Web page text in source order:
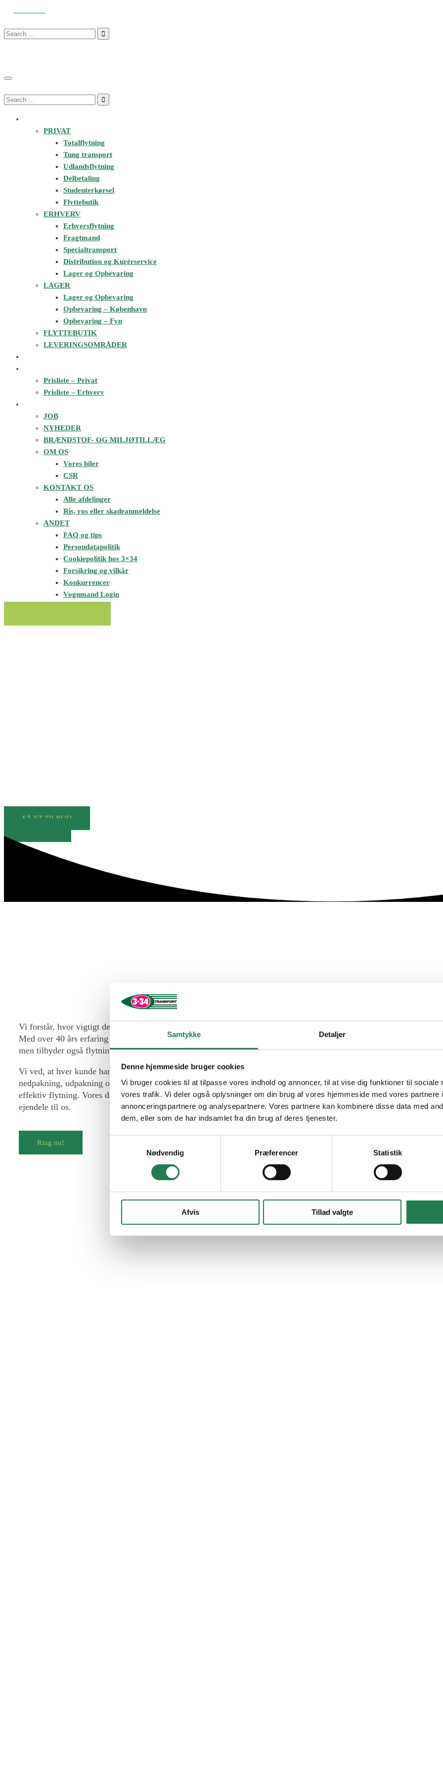
Samtykke Detaljer
Denne hjemmeside bruger cookies
Vi bruger cookies til at tilpasse vores indhold og annoncer, til at vise dig funktioner til sociale
vores trafik. Vi deler også oplysninger om din brug af vores hjemmeside med vores partnere
annonceringspartnere og analysepartnere. Vores partnere kan kombinere disse data med
dem, eller som de har indsamlet fra din brug af deres tjenester.
Nødvendig
Præferencer Statistik
Afvis Tillad valgte
Search
Search
PRIVAT
Totalflytning
Tung transport
Udlandsflytning
Delbetaling
Studenterkørsel
Flyttebutik
ERHVERV
Erhversflytning
Fragtmand
Specialtransport
Distribution og Kurérservice
Lager og Opbevaring
LAGER
Lager og Opbevaring
Opbevaring – København
Opbevaring – Fyn
FLYTTEBUTIK
LEVERINGSOMRÅDER
Prisliste – Privat
Prisliste – Erhverv
JOB
NYHEDER
BRÆNDSTOF- OG MILJØTILLÆG
OM OS
Vores biler
CSR
KONTAKT OS
Alle afdelinger
Ris, ros eller skadeanmeldelse
ANDET
FAQ og tips
Persondatapolitik
Cookiepolitik hos 3×34
Forsikring og vilkår
Konkurrencer
Vognmand Login
FÅ ET TILBUD
Vi forstår, hvor vigtigt det er, at flytningen forløber glat og uden stress, uanset om det drejer sig om en mindre
Med over 40 års erfaring i flyttebranchen kan vores erfarne teamsikre, at dine ejendele bliver håndteret med
men tilbyder også flytning i hele Jylland, herunder byer som Haderslev, Kolding og Sønderborg, hvilket gør os til et
Vi ved, at hver kunde har unikke behov. Derfor tilbyder vi skræddersyede løsninger, hvor vi tilpasser vores service
nedpakning, udpakning og transport med moderne flyttebiler, til håndtering af tungere møbler, flygler og skrøbelige
effektiv flytning. Vores dedikerede team har solid ekspertise inden for alle former for flytninger, og med vores
ejendele til os.
Ring nu!